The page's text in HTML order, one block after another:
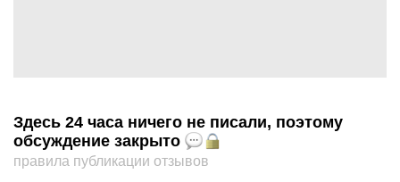
Здесь 24 часа ничего не писали, поэтому
обсуждение закрыто
правила публикации отзывов